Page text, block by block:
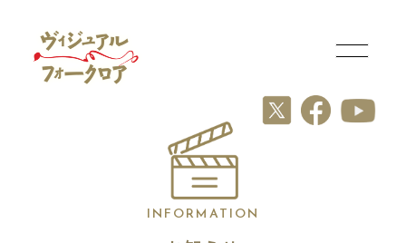
INFORMATION